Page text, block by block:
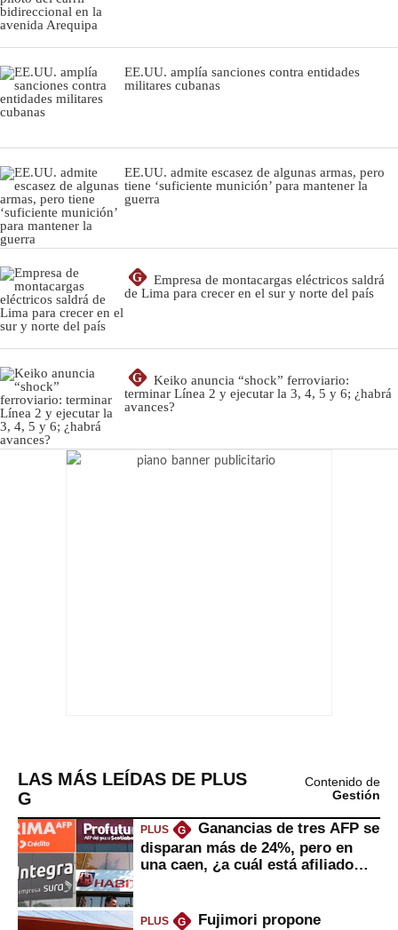
EE.UU. amplía sanciones contra entidades
militares cubanas
EE.UU. admite escasez de algunas armas, pero
tiene ‘suficiente munición’ para mantener la
guerra
G
Empresa de montacargas eléctricos saldrá
de Lima para crecer en el sur y norte del país
G
Keiko anuncia “shock” ferroviario:
terminar Línea 2 y ejecutar la 3, 4, 5 y 6; ¿habrá
avances?
LAS MÁS LEÍDAS DE PLUS
G
Contenido de
Gestión
PLUS G
Ganancias de tres AFP se
disparan más de 24%, pero en
una caen, ¿a cuál está afiliado
PLUS G
Fujimori propone